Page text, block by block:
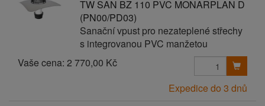
TW SAN BZ 110 PVC MONARPLAN D
(PN00/PD03)
Sanační vpust pro nezateplené střechy
s integrovanou PVC manžetou
Vaše cena: 2 770,00 Kč
Expedice do 3 dnů